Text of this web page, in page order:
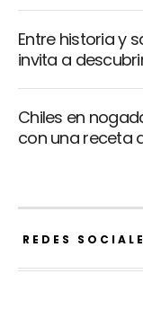
Entre historia y
invita a
Chiles en
con una receta
REDES